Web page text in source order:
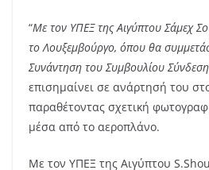
“Με τον ΥΠΕΞ της Αιγύπτου Σάμεχ
το Λουξεμβούργο, όπου θα
Συνάντηση του Συμβουλίου
επισημαίνει σε ανάρτησή του
παραθέτοντας σχετική
μέσα από το αεροπλάνο.
Με τον ΥΠΕΞ της Αιγύπτου